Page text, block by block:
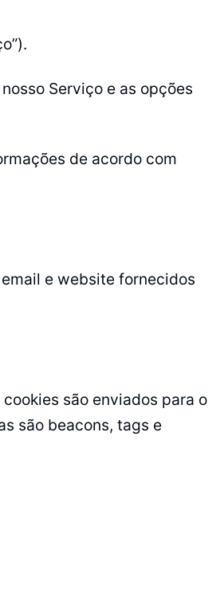
Serviço e as opções
de acordo com
e website fornecidos
são enviados para o
são beacons, tags e